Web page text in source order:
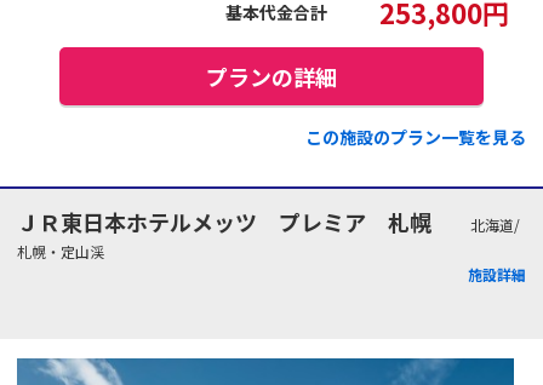
基本代金合計 253,800円
プランの詳細
この施設のプラン一覧を見る
ＪＲ東日本ホテルメッツ プレミア 札幌
北海道/
札幌・定山渓
施設詳細